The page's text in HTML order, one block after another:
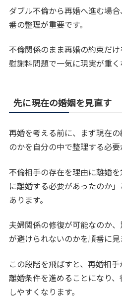
ダブル不倫から再婚へ進む場
番の整理が重要です。
不倫関係のまま再婚の約束だ
慰謝料問題で一気に現実が重く
先に現在の婚姻を見直す
再婚を考える前に、まず現在
のかを自分の中で整理する必要
不倫相手の存在を理由に離婚
に離婚する必要があったのか
あります。
夫婦関係の修復が可能なのか
が避けられないのかを順番に見
この段階を飛ばすと、再婚相
離婚条件を進めることになり
しやすくなります。